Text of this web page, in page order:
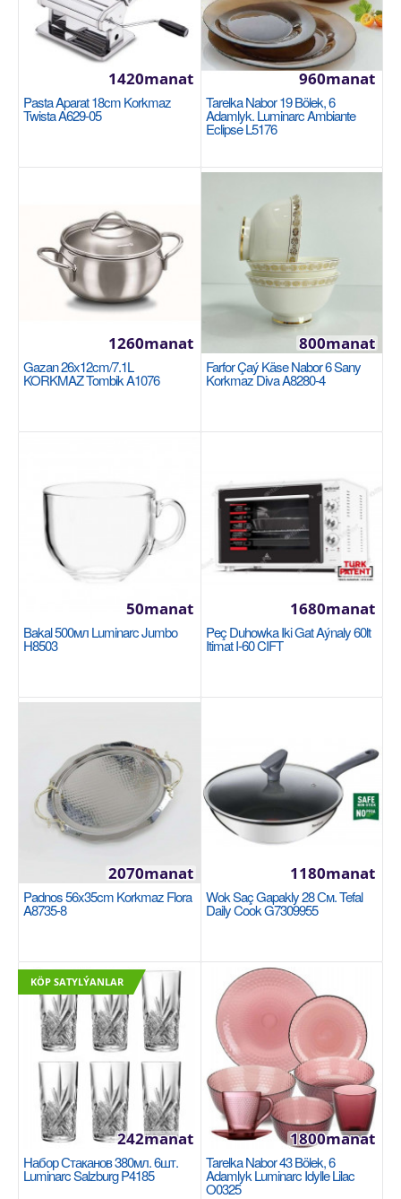
DEVECIOGLU
Алюминиевая лестница: 3+1. Максимальная
нагрузка: 155 кг. Идеально подходят для дома и
офиса: стр..
652manat
Sebede Goş
TEFAL
Серия: Yummy Gourmet Страна-производитель:
Китай Тип: погружной блендер Мощность, в Вт:
600 Ко..
5615manat
Sebede Goş
Pasta Aparat 18cm Korkmaz
Twista A629-05
1420manat
Tarelka Nabor 19 Bölek, 6
Adamlyk. Luminarc Ambiante
Eclipse L5176
960manat
Gazan 26x12cm/7.1L
KORKMAZ Tombik A1076
1260manat
Farfor Çaý Käse Nabor 6 Sany
Korkmaz Diva A8280-4
800manat
Bakal 500мл Luminarc Jumbo
H8503
50manat
Peç Duhowka Iki Gat Aýnaly 60lt
Itimat I-60 CIFT
1680manat
Padnos 56x35cm Korkmaz Flora
A8735-8
2070manat
Wok Saç Gapakly 28 См. Tefal
Daily Cook G7309955
1180manat
KÖP SATYLÝANLAR
Набор Стаканов 380мл. 6шт.
Luminarc Salzburg P4185
242manat
Tarelka Nabor 43 Bölek, 6
Adamlyk Luminarc Idylle Lilac
O0325
1800manat